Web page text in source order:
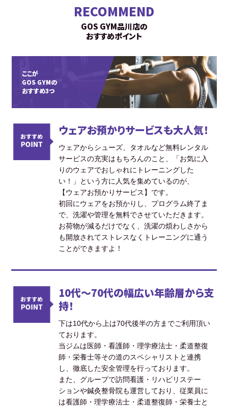
RECOMMEND
GOS GYM品川店の
おすすめポイント
ここが
GOS GYMの
おすすめ3つ
ウェアお預かりサービスも大人気！
ウェアからシューズ、タオルなど無料レンタル
サービスの充実はもちろんのこと、「お気に入
りのウェアでおしゃれにトレーニングした
い！」という方に人気を集めているのが、
【ウェアお預かりサービス】です。
初回にウェアをお預かりし、プログラム終了ま
で、洗濯や管理を無料でさせていただきます。
お荷物が減るだけでなく、洗濯の煩わしさから
も開放されてストレスなくトレーニングに通う
ことができますよ！
10代～70代の幅広い年齢層から支
持！
下は10代から上は70代後半の方までご利用頂い
ております。
当ジムは医師・看護師・理学療法士・柔道整復
師・栄養士等その道のスペシャリストと連携
し、徹底した安全管理を行っております。
また、グループで訪問看護・リハビリステー
ションや鍼灸整骨院も運営しており、従業員に
は看護師・理学療法士・柔道整復師・栄養士と